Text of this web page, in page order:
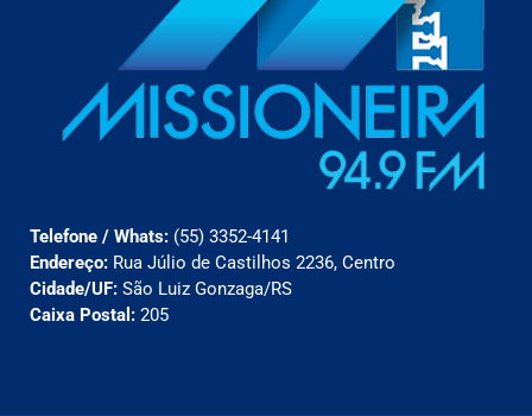
Telefone / Whats: (55) 3352-4141
Endereço: Rua Júlio de Castilhos 2236, Centro
Cidade/UF: São Luiz Gonzaga/RS
Caixa Postal: 205